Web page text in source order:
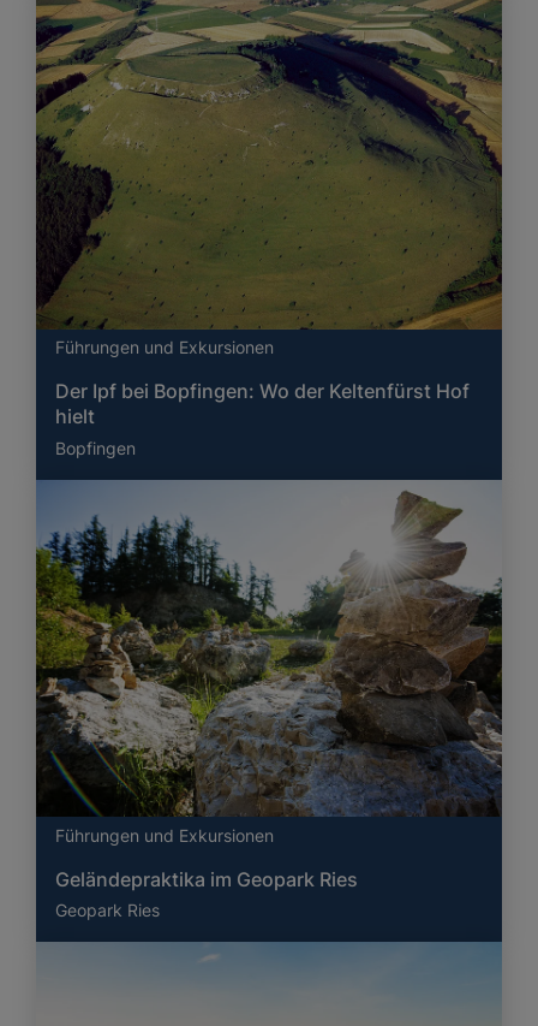
Führungen und Exkursionen
Der Ipf bei Bopfingen: Wo der Keltenfürst Hof
hielt
Bopfingen
Führungen und Exkursionen
Geländepraktika im Geopark Ries
Geopark Ries